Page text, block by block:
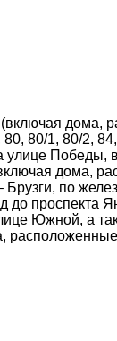
(включая
80/1, 80/2,
улице Победы,
дома,
по
до проспекта
Южной, а